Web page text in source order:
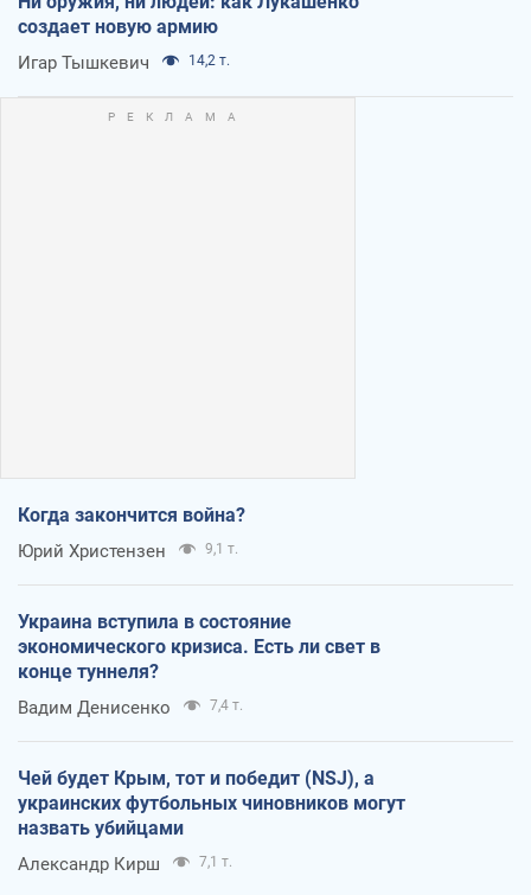
создает новую армию
Игар Тышкевич 14,2 т.
Когда закончится война?
Юрий Христензен 9,1 т.
Украина вступила в состояние
экономического кризиса. Есть ли свет в
конце туннеля?
Вадим Денисенко 7,4 т.
Чей будет Крым, тот и победит (NSJ), а
украинских футбольных чиновников могут
назвать убийцами
Александр Кирш 7,1 т.